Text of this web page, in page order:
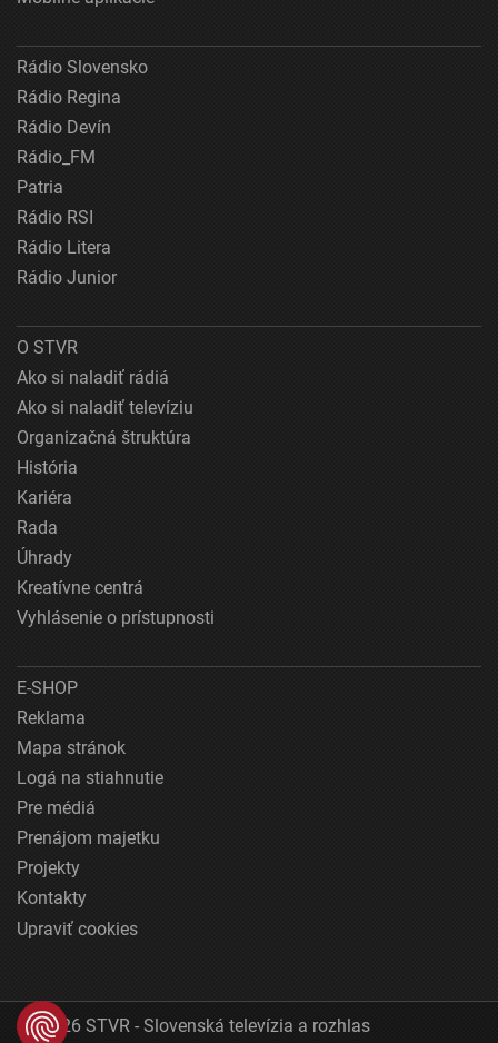
Rádio Slovensko
Rádio Regina
Rádio Devín
Rádio_FM
Patria
Rádio RSI
Rádio Litera
Rádio Junior
O STVR
Ako si naladiť rádiá
Ako si naladiť televíziu
Organizačná štruktúra
História
Kariéra
Rada
Úhrady
Kreatívne centrá
Vyhlásenie o prístupnosti
E-SHOP
Reklama
Mapa stránok
Logá na stiahnutie
Pre médiá
Prenájom majetku
Projekty
Kontakty
Upraviť cookies
© 2026 STVR - Slovenská televízia a rozhlas